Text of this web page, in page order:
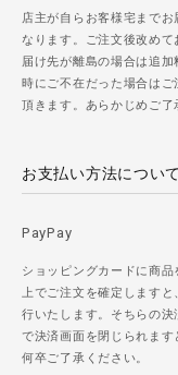
店主が自らお客様宅まで
なります。ご注文後改め
届け先が離島の場合は追
時にご不在だった場合は
頂きます。あらかじめご了
お支払い方法について
PayPay
ショッピングカードに商
上でご注文を確定します
行いたします。そちらの
で決済画面を閉じられます
何卒ご了承ください。